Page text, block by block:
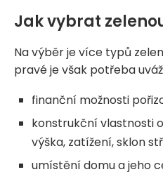
Jak vybrat
Na výběr je více typů
pravé je však potřeba
finanční možnosti
konstrukční vlastnosti
výška, zatížení, sklon
umístění domu a jeho